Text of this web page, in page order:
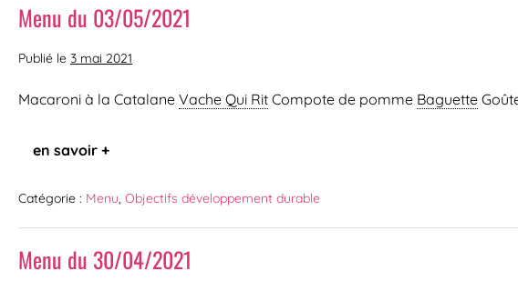
Menu du 03/05/2021
Publié le 3 mai 2021
Macaroni à la Catalane Vache Qui Rit Compote de pomme Baguette
en savoir +
Catégorie : Menu, Objectifs développement durable
Menu du 30/04/2021